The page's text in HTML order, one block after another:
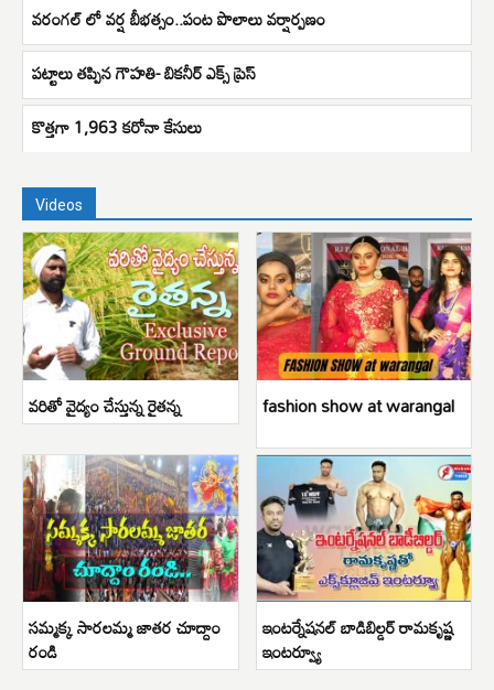
వరంగల్ లో వర్ష బీభత్సం..పంట పొలాలు వర్షార్పణం
పట్టాలు తప్పిన గౌహతి- బికనీర్ ఎక్స్ ప్రెస్
కొత్తగా 1,963 కరోనా కేసులు
Videos
వరితో వైద్యం చేస్తున్న రైతన్న fashion show at warangal
సమ్మక్క సారలమ్మ జాతర చూద్దాం
రండి
ఇంటర్నేషనల్ బాడిబిల్డర్ రామకృష్ణ
ఇంటర్వ్యూ